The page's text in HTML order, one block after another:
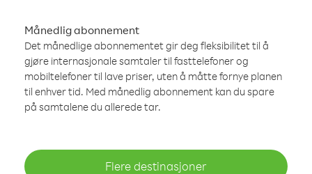
Månedlig abonnement
Det månedlige abonnementet gir deg fleksibilitet til å
gjøre internasjonale samtaler til fasttelefoner og
mobiltelefoner til lave priser, uten å måtte fornye planen
til enhver tid. Med månedlig abonnement kan du spare
på samtalene du allerede tar.
Flere destinasjoner